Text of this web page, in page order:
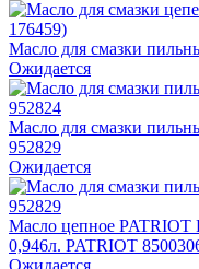
Масло для смазки
Ожидается
Масло для смазки
952829
Ожидается
Масло цепное
0,946л. PATRIOT
Ожидается